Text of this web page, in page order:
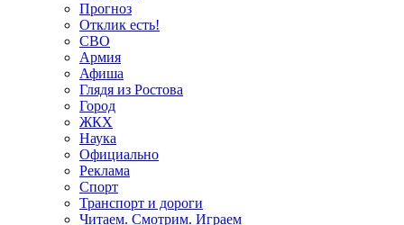
Прогноз
Отклик есть!
СВО
Армия
Афиша
Глядя из Ростова
Город
ЖКХ
Наука
Официально
Реклама
Спорт
Транспорт и дороги
Читаем. Смотрим. Играем